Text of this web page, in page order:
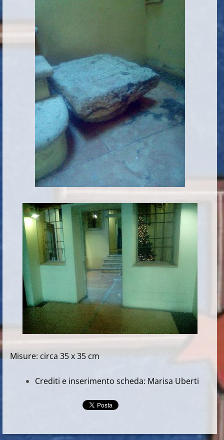
Misure: circa 35 x 35 cm
Crediti e inserimento scheda: Marisa Uberti